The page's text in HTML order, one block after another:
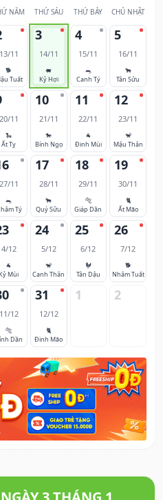
NĂM THỨ SÁU THỨ BẢY CHỦ NHẬT
13/11
🐕
Tuất
3
14/11
🐖
Kỷ Hợi
4
15/11
🐀
Canh Tý
5
16/11
🐂
Tân Sửu
20/11
🐍
Ất Tỵ
10
21/11
🐎
Bính Ngọ
11
22/11
🐐
Đinh Mùi
12
23/11
🐒
Mậu Thân
27/11
🐀
Tý
17
28/11
🐂
Quý Sửu
18
29/11
🐅
Giáp Dần
19
30/11
🐈
Ất Mão
4/12
🐐
Mùi
24
5/12
🐒
Canh Thân
25
6/12
🐓
Tân Dậu
26
7/12
🐕
Nhâm Tuất
11/12
🐅
Dần
31
12/12
🐈
Đinh Mão
1 2